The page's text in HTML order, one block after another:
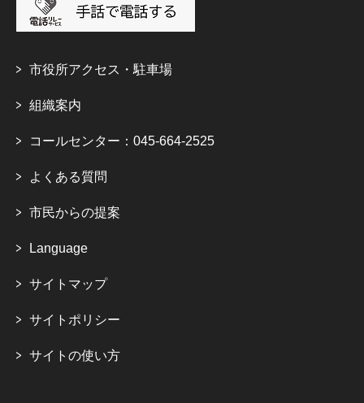
市役所アクセス・駐車場
組織案内
コールセンター：045-664-2525
よくある質問
市民からの提案
Language
サイトマップ
サイトポリシー
サイトの使い方